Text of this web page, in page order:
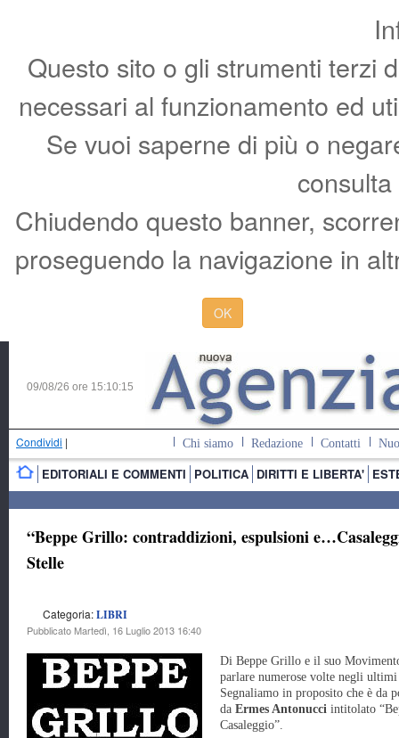
Questo sito o gli strumenti terzi
necessari al funzionamento ed
Se vuoi saperne di più o
Chiudendo questo banner,
proseguendo la navigazione in
OK
09/08/26 ore 15:10:16
Condividi | Chi siamo Redazione Contatti
EDITORIALI E COMMENTI POLITICA DIRITTI E LIBERTA'
“Beppe Grillo: contraddizioni, espulsioni
Stelle
Categoria:LIBRI
Pubblicato Martedì, 16 Luglio 2013 16:40
Di Beppe Grillo e il suo
parlare numerose volte negli
Segnaliamo in proposito che è da
da Ermes Antonucci intitolato
Casaleggio”.